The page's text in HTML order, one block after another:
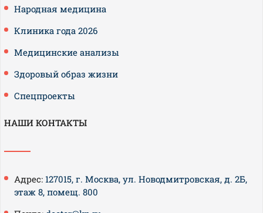
Народная медицина
Клиника года 2026
Медицинские анализы
Здоровый образ жизни
Спецпроекты
НАШИ КОНТАКТЫ
Адрес: 127015, г. Москва, ул. Новодмитровская, д. 2Б,
этаж 8, помещ. 800